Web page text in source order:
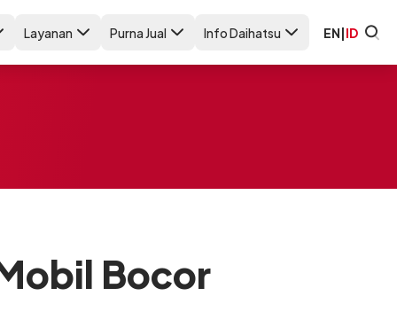
Layanan Purna Jual Info Daihatsu EN|ID
Bocor